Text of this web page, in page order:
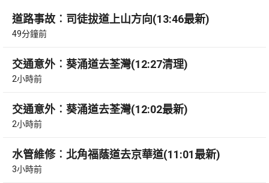
道路事故︰司徒拔道上山方向(13:46最新)
49分鐘前
交通意外︰葵涌道去荃灣(12:27清理)
2小時前
交通意外︰葵涌道去荃灣(12:02最新)
2小時前
水管維修︰北角福蔭道去京華道(11:01最新)
3小時前